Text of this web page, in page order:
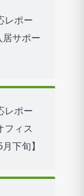
レポー
居サポー
レポー
フィス
下旬】